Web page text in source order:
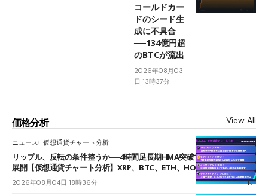
コールドカー
ドのシード生
成に不具合
──134億円超
のBTCが流出
2026年08月03
日 13時37分
価格分析 View All
ニュース 仮想通貨チャート分析
リップル、反転の条件整うか──4時間足長期HMA突破で雲下端を目指す
展開【仮想通貨チャート分析】XRP、BTC、ETH、HOME
2026年08月04日 18時36分